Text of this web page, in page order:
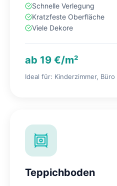
Schnelle Verlegung
Kratzfeste Oberfläche
Viele Dekore
ab 19 €/m²
Ideal für: Kinderzimmer, Büro
Teppichboden